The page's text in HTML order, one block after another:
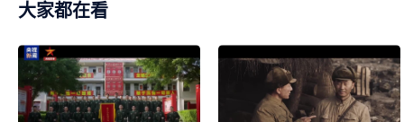
大家都在看